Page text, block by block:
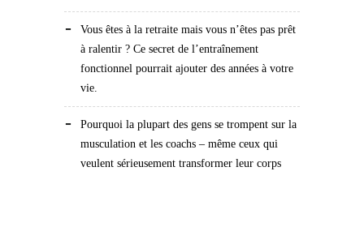
Vous êtes à la retraite mais vous n’êtes pas prêt
à ralentir ? Ce secret de l’entraînement
fonctionnel pourrait ajouter des années à votre
vie.
Pourquoi la plupart des gens se trompent sur la
musculation et les coachs – même ceux qui
veulent sérieusement transformer leur corps